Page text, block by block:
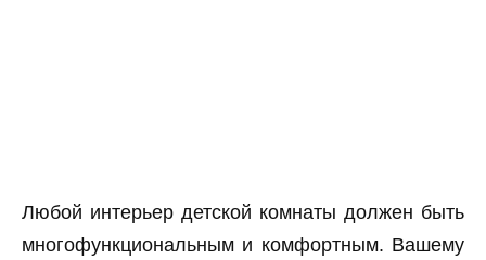
Любой интерьер детской комнаты должен быть
многофункциональным и комфортным. Вашему